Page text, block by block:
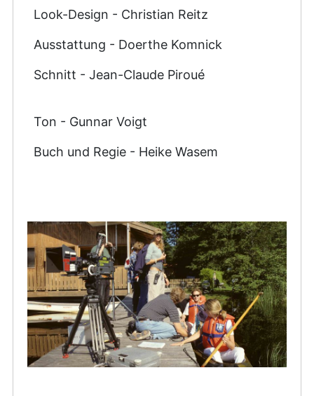
Look-Design - Christian Reitz
Ausstattung - Doerthe Komnick
Schnitt - Jean-Claude Piroué
Ton - Gunnar Voigt
Buch und Regie - Heike Wasem